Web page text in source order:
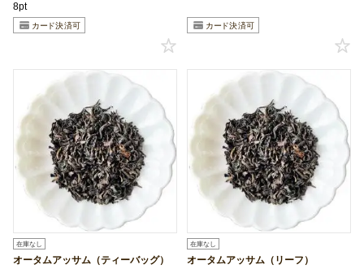
8pt
在庫なし
オータムアッサム（ティーバッグ）
在庫なし
オータムアッサム（リーフ）